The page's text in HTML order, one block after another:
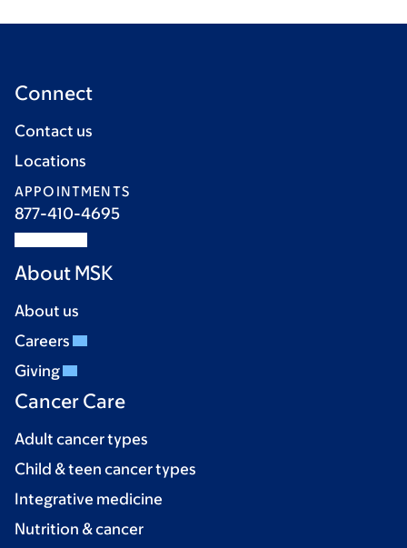
Connect
Contact us
Locations
APPOINTMENTS
877-410-4695
About MSK
About us
Careers
Giving
Cancer Care
Adult cancer types
Child & teen cancer types
Integrative medicine
Nutrition & cancer